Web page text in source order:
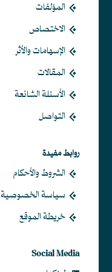
المؤلفات
الاختصاص
الإسهامات والأثر
المقالات
الأسئلة الشائعة
التواصل
روابط مفيدة
الشروط والأحكام
سياسة الخصوصية
خريطة الموقع
Social Media